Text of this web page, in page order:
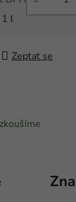
1 l
Zeptat se